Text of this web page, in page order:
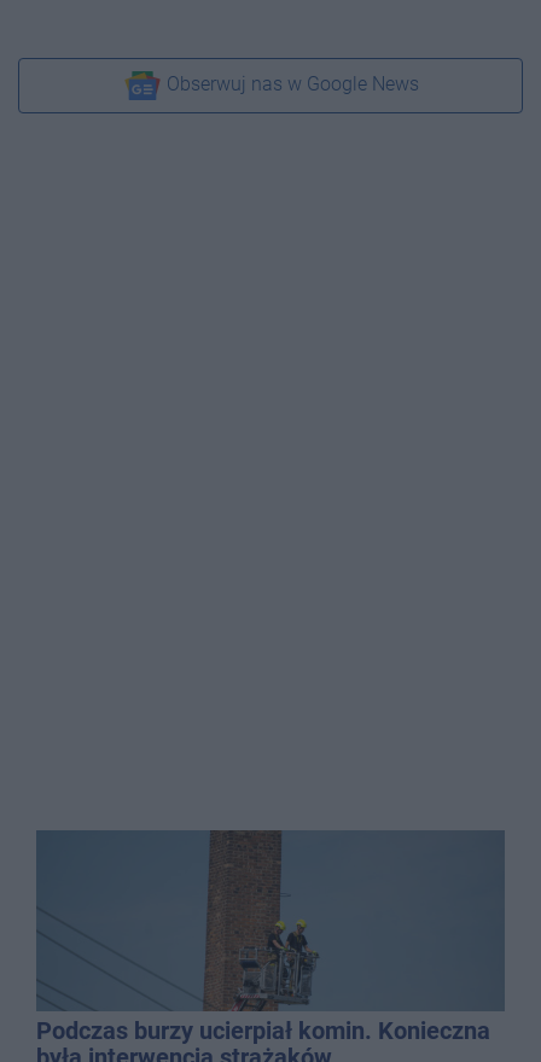
Obserwuj nas w Google News
Podczas burzy ucierpiał komin. Konieczna